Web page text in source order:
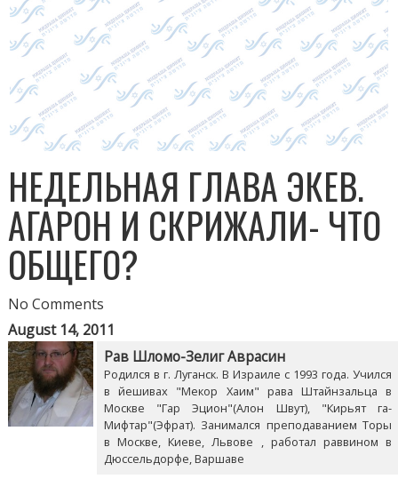
НЕДЕЛЬНАЯ ГЛАВА ЭКЕВ.
АГАРОН И СКРИЖАЛИ- ЧТО
ОБЩЕГО?
No Comments
August 14, 2011
Рав Шломо-Зелиг Аврасин
Родился в г. Луганск. В Израиле с 1993 года. Учился
в йешивах "Мекор Хаим" рава Штайнзальца в
Москве "Гар Эцион"(Алон Швут), "Кирьят га-
Мифтар"(Эфрат). Занимался преподаванием Торы
в Москве, Киеве, Львове , работал раввином в
Дюссельдорфе, Варшаве